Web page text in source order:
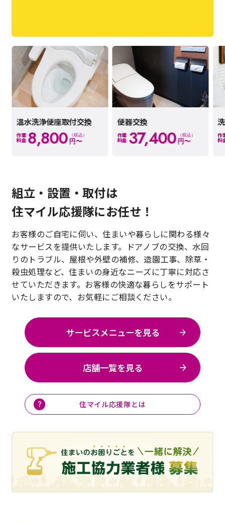
温水洗浄便座取付交換
作業
料金 8,800 円〜
（税込）
便器交換
作業
料金 37,400 円〜
（税込） 作
料
組立・設置・取付は
住マイル応援隊にお任せ！
お客様のご自宅に伺い、住まいや暮らしに関わる様々
なサービスを提供いたします。ドアノブの交換、水回
りのトラブル、屋根や外壁の補修、造園工事、除草・
殺虫処理など、住まいの身近なニーズに丁寧に対応さ
せていただきます。お客様の快適な暮らしをサポート
いたしますので、お気軽にご相談ください。
サービスメニューを見る
店舗一覧を見る
住マイル応援隊とは